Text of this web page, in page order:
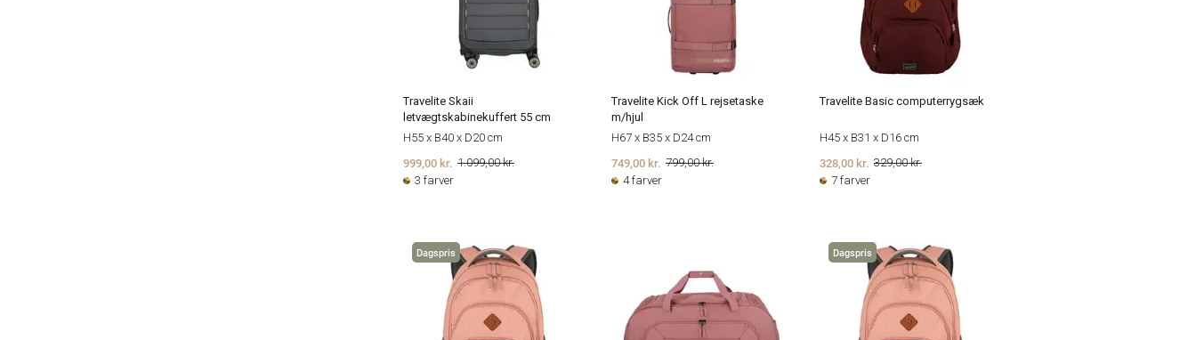
Travelite Skaii
letvægtskabinekuffert 55 cm
H55 x B40 x D20 cm
1.099,00 kr.
999,00 kr.
3 farver
Travelite Kick Off L rejsetaske
m/hjul
H67 x B35 x D24 cm
799,00 kr.
749,00 kr.
4 farver
Travelite Basic computerrygsæk
H45 x B31 x D16 cm
329,00 kr.
328,00 kr.
7 farver
Dagspris Dagspris